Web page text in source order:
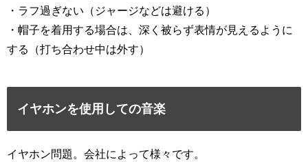
・ラフ過ぎない（ジャージなどは避ける）
・帽子を着用する場合は、深く被らず表情が見えるように
する（打ち合わせ中は外す）
イヤホンを使用しての音楽
イヤホン問題。会社によって様々です。